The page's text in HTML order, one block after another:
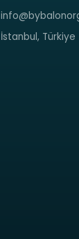
İstanbul, Türkiye